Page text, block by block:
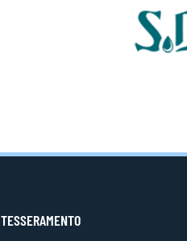
TESSERAMENTO